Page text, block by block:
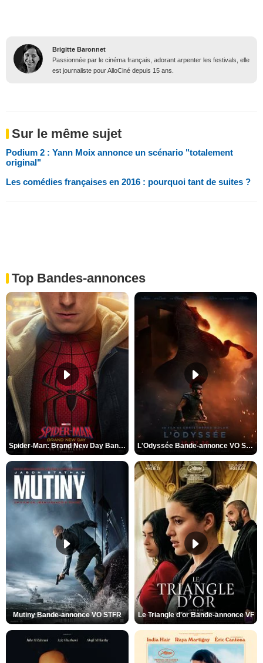
Brigitte Baronnet
Passionnée par le cinéma français, adorant arpenter les festivals, elle
est journaliste pour AlloCiné depuis 15 ans.
Sur le même sujet
Podium 2 : Yann Moix annonce un scénario "totalement
original"
Les comédies françaises en 2016 : pourquoi tant de suites ?
Top Bandes-annonces
Spider-Man: Brand New Day Bande-annonce VO STFR L'Odyssée Bande-annonce VO STFR
Mutiny Bande-annonce VO STFR Le Triangle d'or Bande-annonce VF